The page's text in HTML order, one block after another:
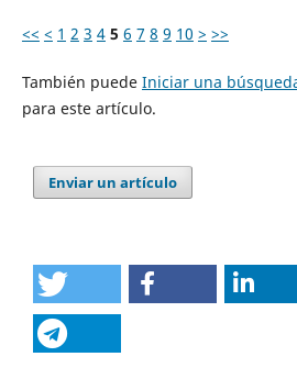
<< < 1 2 3 4 5 6 7 8 9 10 > >>
También puede Iniciar una
para este artículo.
Enviar un artículo